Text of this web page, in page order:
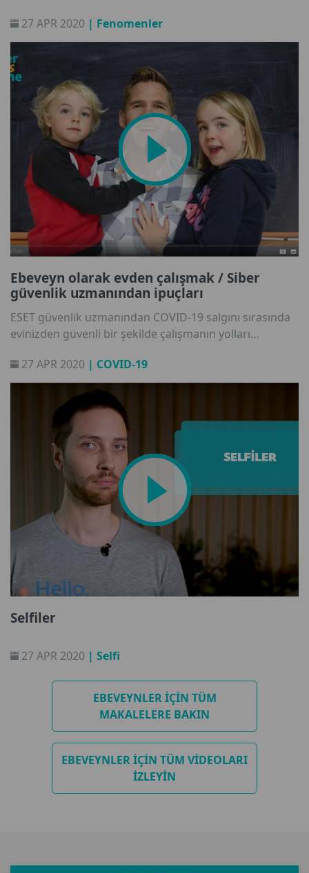
27 APR 2020 | Fenomenler
Ebeveyn olarak evden çalışmak / Siber
güvenlik uzmanından ipuçları
ESET güvenlik uzmanından COVID-19 salgını sırasında
evinizden güvenli bir şekilde çalışmanın yolları
27 APR 2020 | COVID-19
Selfiler
27 APR 2020 | Selfi
EBEVEYNLER IÇIN TÜM
MAKALELERE BAKIN
EBEVEYNLER IÇIN TÜM VIDEOLARI
IZLEYIN